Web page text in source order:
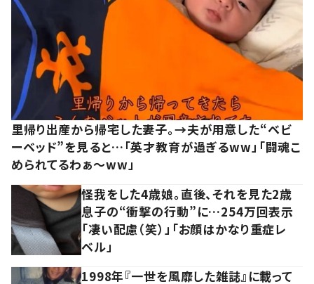
里帰り出産から帰宅した妻子。→夫が用意した“ベビ
ーベッド”を見ると…「英才教育が過ぎるww」「闘魂こ
められてるわぁ～ww」
怪我をした4歳娘。直後、それを見た2歳
息子の“衝撃の行動”に…254万回表示
「凄い配慮（笑）」「お顔はかなり重症レ
ベル」
1998年『一世を風靡した雑誌』に載って